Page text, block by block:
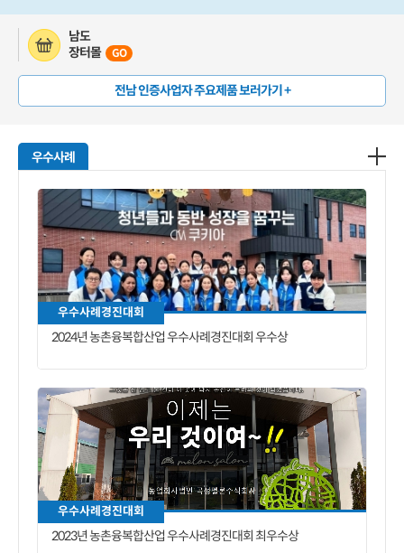
남도
장터몰
GO
전남 인증사업자 주요제품 보러가기 +
우수사례
우수사례경진대회
2024년 농촌융복합산업 우수사례경진대회 우수상
우수사례경진대회
2023년 농촌융복합산업 우수사례경진대회 최우수상